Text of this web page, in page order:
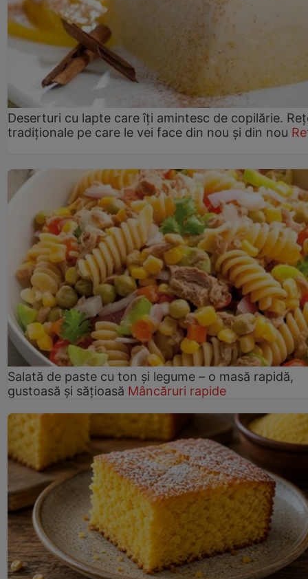
Deserturi cu lapte care îți amintesc de copilărie.
tradiționale pe care le vei face din nou și din nou
Salată de paste cu ton și legume – o masă rapidă,
gustoasă și sățioasă Mâncăruri rapide